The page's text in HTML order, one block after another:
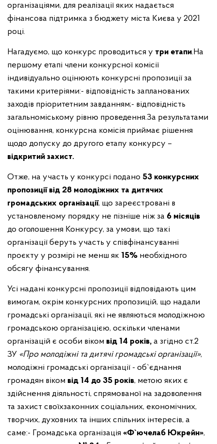
організаціями, для реалізації яких надається
фінансова підтримка з бюджету міста Києва у 2021
році.
Нагадуємо, що конкурс проводиться у три етапи. На
першому етапі члени конкурсної комісії
індивідуально оцінюють конкурсні пропозиції за
такими критеріями:- відповідність запланованих
заходів пріоритетним завданням;- відповідність
загальноміському рівню проведення.За результатами
оцінювання, конкурсна комісія приймає рішення
щодо допуску до другого етапу конкурсу –
відкритий захист.
Отже, на участь у конкурсі подано 53 конкурсних
пропозиції від 28 молодіжних та дитячих
громадських організації, що зареєстровані в
установленому порядку не пізніше ніж за 6 місяців
до оголошення Конкурсу, за умови, що такі
організації беруть участь у співфінансуванні
проєкту у розмірі не менш як 15% необхідного
обсягу фінансування.
Усі надані конкурсні пропозиції відповідають цим
вимогам, окрім конкурсних пропозицій, що надали
громадські організації, які не являються молодіжною
громадською організацією, оскільки членами
організацій є особи віком від 14 років, а згідно ст.2
ЗУ «Про молодіжні та дитячі громадські організації»,
молодіжні громадські організації - об`єднання
громадян віком від 14 до 35 років, метою яких є
здійснення діяльності, спрямованої на задоволення
та захист своїхзаконних соціальних, економічних,
творчих, духовних та інших спільних інтересів, а
саме:- Громадська організація «Ф`ючелаб Юкрейн»,